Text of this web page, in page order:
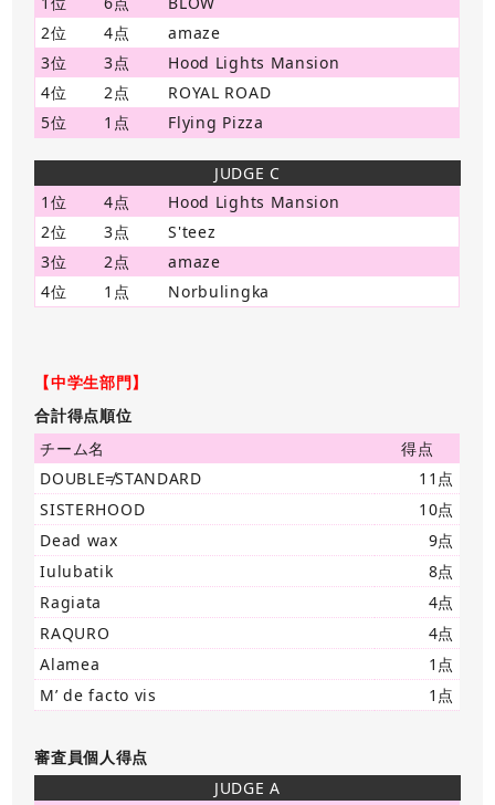
2位
4点
amaze
3位
3点
Hood Lights Mansion
4位
2点
ROYAL ROAD
5位
1点 Flying Pizza
JUDGE C
1位
4点
Hood Lights Mansion
2位
3点
S'teez
3位
2点
amaze
4位
1点 Norbulingka
【中学生部門】
合計得点順位
チーム名
得点
DOUBLE≠STANDARD
11点
SISTERHOOD
10点
Dead wax
9点
Iulubatik
8点
Ragiata
4点
RAQURO
4点
Alamea
1点
M’ de facto vis
1点
審査員個人得点
JUDGE A